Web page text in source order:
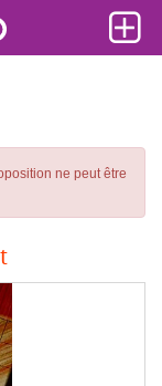
ne peut être